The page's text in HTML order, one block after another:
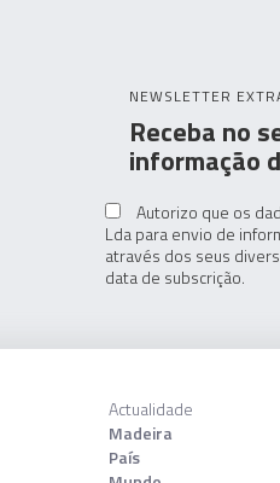
NEWSLETTER
Receba no
informação
Autorizo que os
Lda para envio de
através dos seus
data de subscrição.
Actualidade
Madeira
País